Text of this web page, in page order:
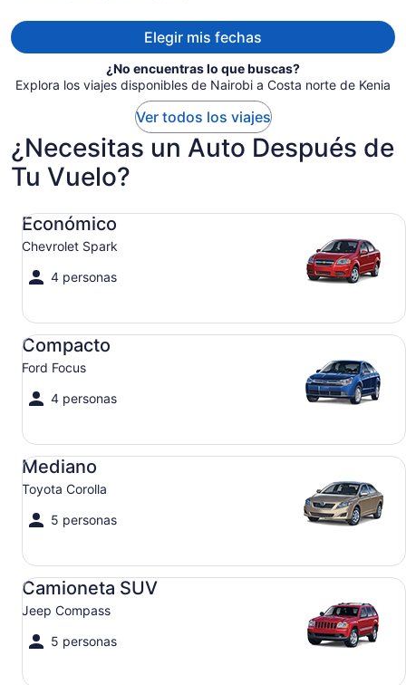
$842
persona
Elegir mis fechas
¿No encuentras lo que buscas?
Explora los viajes disponibles de Nairobi a Costa norte de Kenia
Ver todos los viajes
¿Necesitas un Auto Después de
Tu Vuelo?
Económico
Chevrolet Spark
4 personas
Económico Chevrolet Spark
Compacto
Ford Focus
4 personas
Compacto Ford Focus
Mediano
Toyota Corolla
5 personas
Mediano Toyota Corolla
Camioneta SUV
Jeep Compass
5 personas
Camioneta SUV Jeep Compass